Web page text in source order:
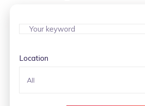
Location
All